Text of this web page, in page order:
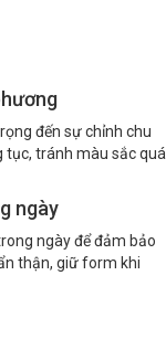
đến sự chỉnh chu
tục, tránh màu sắc quá
ngày
ngày để đảm bảo
thận, giữ form khi